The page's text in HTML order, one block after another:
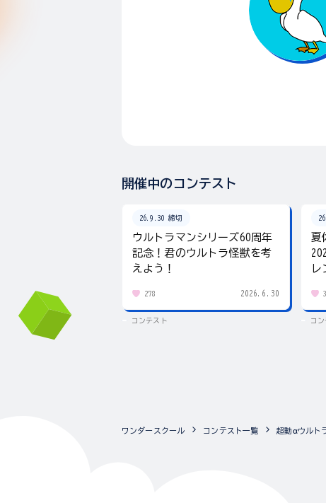
開催中のコンテスト
26.9.30 締切
ウルトラマンシリーズ60周年
記念！君のウルトラ怪獣を考
えよう！
278 2026.6.30
コンテスト
夏
レ
コ
ワンダースクール コンテスト一覧 超動αウルト